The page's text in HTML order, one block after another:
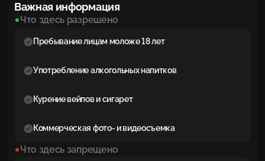
Важная информация
Что здесь разрешено
Пребывание лицам моложе 18 лет
Употребление алкогольных напитков
Курение вейпов и сигарет
Коммерческая фото- и видеосъемка
Что здесь запрещено